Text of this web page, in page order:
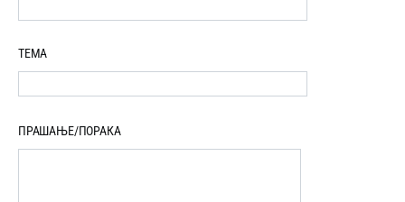
ТЕМА
ПРАШАЊЕ/ПОРАКА